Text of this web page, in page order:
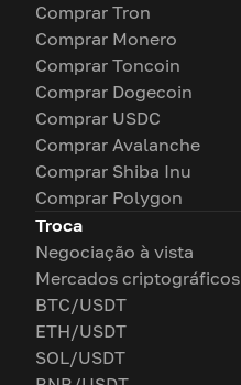
Comprar Tron
Comprar Monero
Comprar Toncoin
Comprar Dogecoin
Comprar USDC
Comprar Avalanche
Comprar Shiba Inu
Comprar Polygon
Troca
Negociação à vista
Mercados criptográficos
BTC/USDT
ETH/USDT
SOL/USDT